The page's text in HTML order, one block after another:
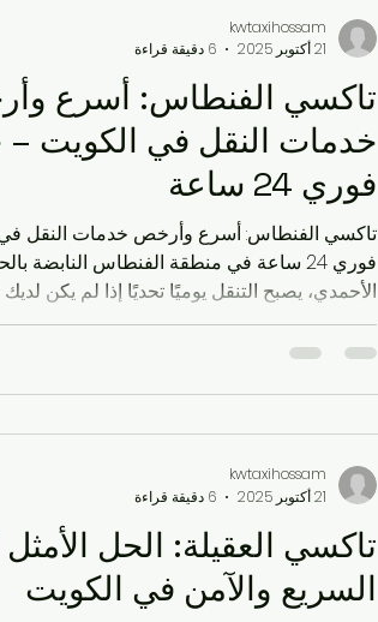
تاكسي الفنطاس: أسرع
خدمات النقل في الكويت –
فوري 24 ساعة
تاكسي الفنطاس: أسرع وأرخص خدمات النقل
فوري 24 ساعة في منطقة
الأحمدي، يصبح التنقل يوميًا تحديًا إذا لم يكن
تخيل أنك
ويصل إليك في دقائق مع سائق يعرف كل زاوية
السرعة، السلامة، والاقتصاد. سواء كنت مسافرًا
تحتاج تاكسي تحت الطلب لموعد
kwtaxihossam
21 أكتوبر 2025
6 دقيقة قراءة
تاكسي العقيلة: الحل الأمثل
السريع والآمن في الكويت
kwtaxihossam
21 أكتوبر 2025
6 دقيقة قراءة